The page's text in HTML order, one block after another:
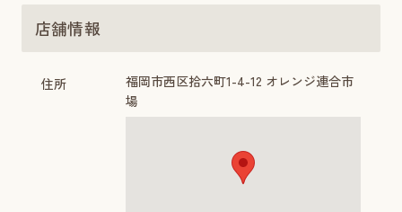
店舗情報
住所
福岡市西区拾六町1-4-12 オレンジ連合市
場